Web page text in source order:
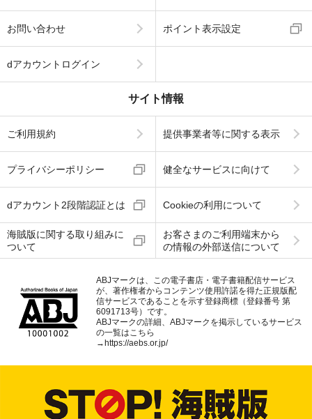
お問い合わせ ポイント表示設定
dアカウントログイン
サイト情報
ご利用規約 提供事業者等に関する表示
プライバシーポリシー 健全なサービスに向けて
dアカウント2段階認証とは Cookieの利用について
海賊版に関する取り組みに
ついて
お客さまのご利用端末から
の情報の外部送信について
ABJマークは、この電子書店・電子書籍配信サービス
が、著作権者からコンテンツ使用許諾を得た正規版配
信サービスであることを示す登録商標（登録番号 第
6091713号）です。
ABJマークの詳細、ABJマークを掲示しているサービス
の一覧はこちら
→ https://aebs.or.jp/